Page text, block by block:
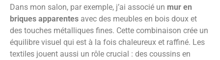
Dans mon salon, par exemple, j’ai associé un mur en
briques apparentes avec des meubles en bois doux et
des touches métalliques fines. Cette combinaison crée un
équilibre visuel qui est à la fois chaleureux et raffiné. Les
textiles jouent aussi un rôle crucial : des coussins en